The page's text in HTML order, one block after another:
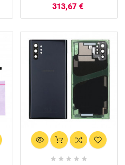
313,67 €
    